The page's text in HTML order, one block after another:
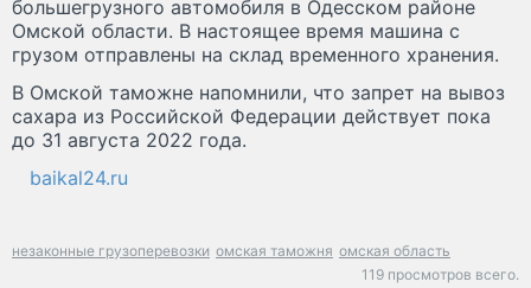
большегрузного автомобиля в Одесском районе
Омской области. В настоящее время машина с
грузом отправлены на склад временного хранения.
В Омской таможне напомнили, что запрет на вывоз
сахара из Российской Федерации действует пока
до 31 августа 2022 года.
baikal24.ru
незаконные грузоперевозки омская таможня омская область
119 просмотров всего.